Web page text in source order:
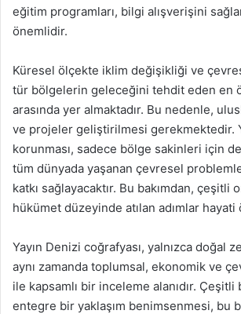
eğitim programları, bilgi alışverişini
önemlidir.
Küresel ölçekte iklim değişikliği ve
tür bölgelerin geleceğini tehdit eden en
arasında yer almaktadır. Bu nedenle,
ve projeler geliştirilmesi gerekmektedir.
korunması, sadece bölge sakinleri için
tüm dünyada yaşanan çevresel
katkı sağlayacaktır. Bu bakımdan, çeşitli
hükümet düzeyinde atılan adımlar
Yayın Denizi coğrafyası, yalnızca doğal
aynı zamanda toplumsal, ekonomik ve
ile kapsamlı bir inceleme alanıdır. Çeşitli
entegre bir yaklaşım benimsenmesi, bu